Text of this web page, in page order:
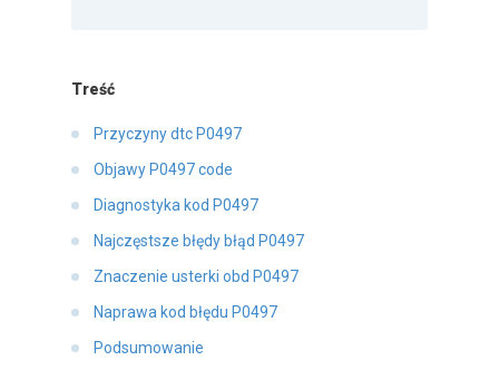
Treść
Przyczyny dtc P0497
Objawy P0497 code
Diagnostyka kod P0497
Najczęstsze błędy błąd P0497
Znaczenie usterki obd P0497
Naprawa kod błędu P0497
Podsumowanie